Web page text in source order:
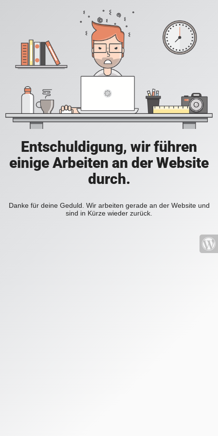
Entschuldigung, wir führen
einige Arbeiten an der Website
durch.
Danke für deine Geduld. Wir arbeiten gerade an der Website und
sind in Kürze wieder zurück.